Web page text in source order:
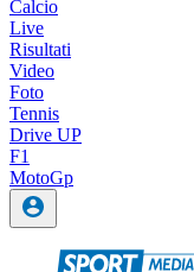
Calcio
Live
Risultati
Video
Foto
Tennis
Drive UP
F1
MotoGp